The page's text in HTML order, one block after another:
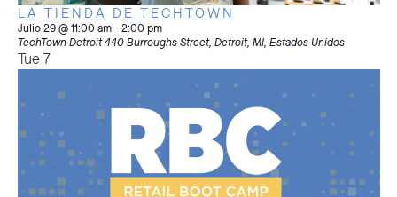
LA TIENDA DE TECHTOWN
Julio 29 @ 11:00 am- 2:00 pm
TechTown Detroit 440 Burroughs Street, Detroit, MI, Estados Unidos
Tue7